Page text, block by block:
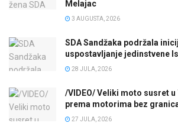
Melajac
3 AUGUSTA, 2026
SDA Sandžaka podržala
uspostavljanje jedinstvene
28 JULA, 2026
/VIDEO/ Veliki moto susret u
prema motorima bez
27 JULA, 2026